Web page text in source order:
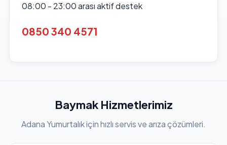
08:00 - 23:00 arası aktif destek
0850 340 4571
Baymak Hizmetlerimiz
Adana Yumurtalık için hızlı servis ve arıza çözümleri.